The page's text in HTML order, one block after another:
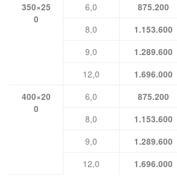
350×25
0
6,0 875.200
8,0 1.153.600
9,0 1.289.600
12,0 1.696.000
400×20
0
6,0 875.200
8,0 1.153.600
9,0 1.289.600
12,0 1.696.000